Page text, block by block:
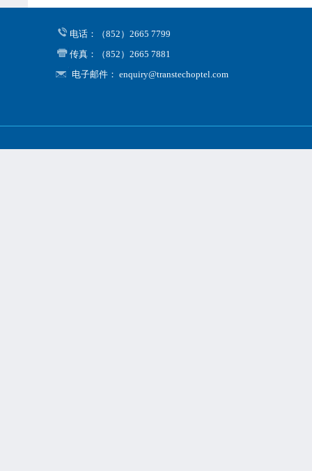
电话：（852）2665 7799
传真：（852）2665 7881
电子邮件： enquiry@transtechoptel.com